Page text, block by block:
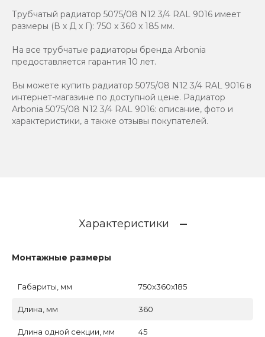
Трубчатый радиатор 5075/08 N12 3/4 RAL 9016 имеет
размеры (В x Д x Г): 750 x 360 x 185 мм.
На все трубчатые радиаторы бренда Аrbonia
предоставляется гарантия 10 лет.
Вы можете купить радиатор 5075/08 N12 3/4 RAL 9016 в
интернет-магазине по доступной цене. Радиатор
Arbonia 5075/08 N12 3/4 RAL 9016: описание, фото и
характеристики, а также отзывы покупателей.
Характеристики
Монтажные размеры
Габариты, мм 750x360x185
Длина, мм 360
Длина одной секции, мм 45